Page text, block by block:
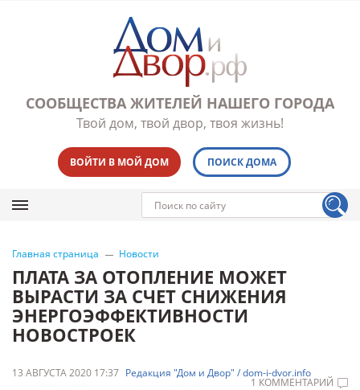
СООБЩЕСТВА ЖИТЕЛЕЙ НАШЕГО ГОРОДА
Твой дом, твой двор, твоя жизнь!
ВОЙТИ В МОЙ ДОМ ПОИСК ДОМА
Главная страница Новости
ПЛАТА ЗА ОТОПЛЕНИЕ МОЖЕТ
ВЫРАСТИ ЗА СЧЕТ СНИЖЕНИЯ
ЭНЕРГОЭФФЕКТИВНОСТИ
НОВОСТРОЕК
13 АВГУСТА 2020 17:37 Редакция "Дом и Двор" / dom-i-dvor.info
1 КОММЕНТАРИЙ